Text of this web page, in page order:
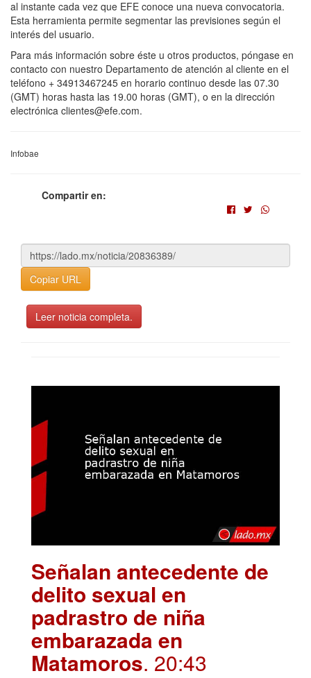
al instante cada vez que EFE conoce una nueva convocatoria.
Esta herramienta permite segmentar las previsiones según el
interés del usuario.
Para más información sobre éste u otros productos, póngase en
contacto con nuestro Departamento de atención al cliente en el
teléfono + 34913467245 en horario continuo desde las 07.30
(GMT) horas hasta las 19.00 horas (GMT), o en la dirección
electrónica clientes@efe.com.
Infobae
Compartir en:
Copiar URL
Leer noticia completa.
Señalan antecedente de
delito sexual en
padrastro de niña
embarazada en
Matamoros. 20:43